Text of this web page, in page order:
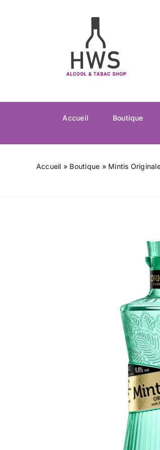
Accueil Boutique
Accueil » Boutique » Mintis